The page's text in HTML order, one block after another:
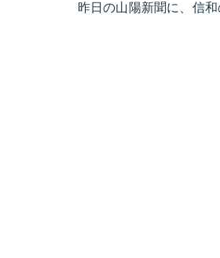
昨日の山陽新聞に、信